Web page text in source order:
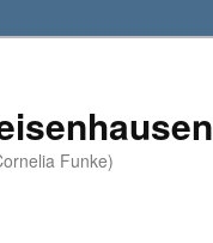
Funke)